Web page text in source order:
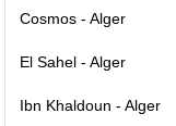
Cosmos - Alger
El Sahel - Alger
Ibn Khaldoun - Alger